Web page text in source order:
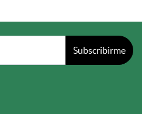
Subscribirme